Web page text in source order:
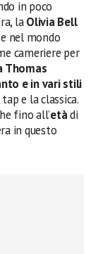
in poco
laOlivia Bell
nel mondo
cameriere per
Thomas
e in vari stili
e la classica.
fino all’etàdi
in questo